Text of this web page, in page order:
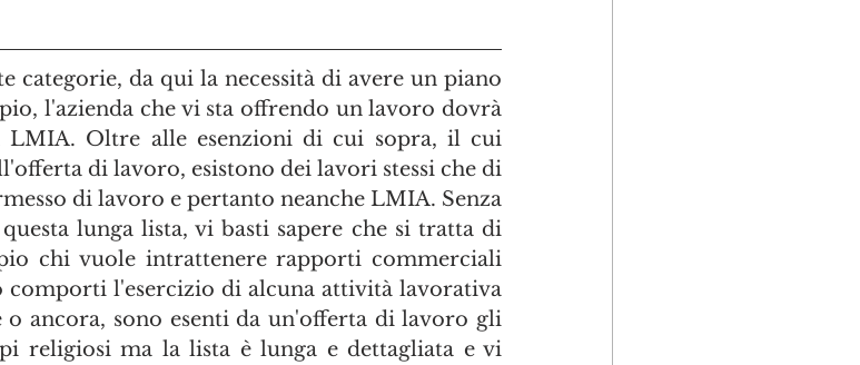
categorie, da qui la necessità di avere un piano
l'azienda che vi sta offrendo un lavoro dovrà
LMIA. Oltre alle esenzioni di cui sopra, il cui
di lavoro, esistono dei lavori stessi che di
di lavoro e pertanto neanche LMIA. Senza
lunga lista, vi basti sapere che si tratta di
chi vuole intrattenere rapporti commerciali
comporti l'esercizio di alcuna attività lavorativa
o ancora, sono esenti da un'offerta di lavoro gli
religiosi ma la lista è lunga e dettagliata e vi